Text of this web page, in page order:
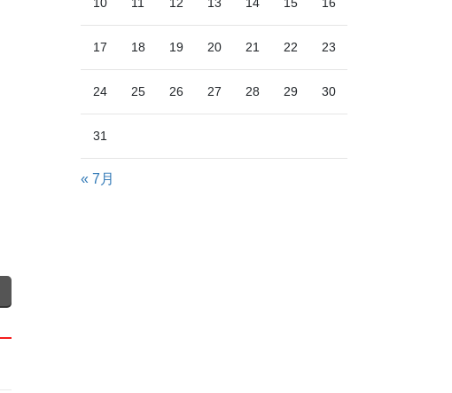
17 18 19 20 21 22 23
24 25 26 27 28 29 30
31
« 7月